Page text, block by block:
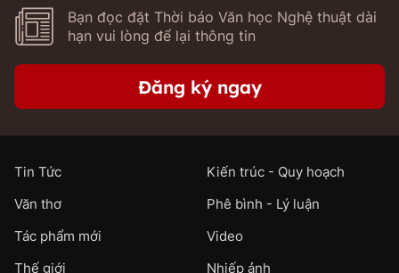
Bạn đọc đặt Thời báo Văn học Nghệ thuật dài
hạn vui lòng để lại thông tin
Đăng ký ngay
Tin Tức
Kiến trúc - Quy hoạch
Văn thơ
Phê bình - Lý luận
Tác phẩm mới
Video
Thế giới
Nhiếp ảnh